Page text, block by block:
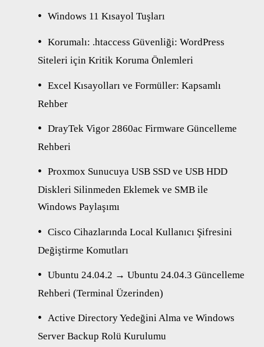
Windows 11 Kısayol Tuşları
Korumalı: .htaccess Güvenliği: WordPress
Siteleri için Kritik Koruma Önlemleri
Excel Kısayolları ve Formüller: Kapsamlı
Rehber
DrayTek Vigor 2860ac Firmware Güncelleme
Rehberi
Proxmox Sunucuya USB SSD ve USB HDD
Diskleri Silinmeden Eklemek ve SMB ile
Windows Paylaşımı
Cisco Cihazlarında Local Kullanıcı Şifresini
Değiştirme Komutları
Ubuntu 24.04.2 → Ubuntu 24.04.3 Güncelleme
Rehberi (Terminal Üzerinden)
Active Directory Yedeğini Alma ve Windows
Server Backup Rolü Kurulumu